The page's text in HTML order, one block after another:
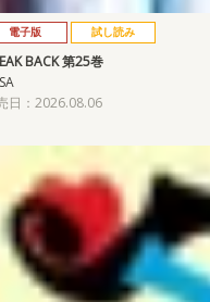
電子版 試し読み
BACK 第25巻
日：2026.08.06